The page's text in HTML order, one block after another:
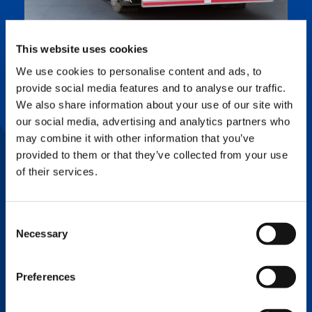
This website uses cookies
We use cookies to personalise content and ads, to
provide social media features and to analyse our traffic.
We also share information about your use of our site with
our social media, advertising and analytics partners who
may combine it with other information that you’ve
provided to them or that they’ve collected from your use
of their services.
Selection
Necessary
Preferences
GERINGE BETRIEBSKOSTEN
Abgesehen von emissionsfreiem und
geräuscharmem Betrieb liefert das e-PACK
auch deutliche Kostenvorteile: Die intelligente
Steuerung des Elektromotors gewährleistet,
dass nur exakt so viel Strom verbraucht wird,
wie für die Ausführung der jeweiligen
Kranfunktionen notwendig ist. Dies senkt die
Betriebskosten im Vergleich zu einem
Betriebsstunden des Dieselmotors.
ELEKTRISCHER ANSCHLUSS
Das e-PACK wird über einen Netzanschluss mit
einen 400 V / 32 A-Anschluss mit reduzierter
Kranleistung ist ebenfalls verfügbar.